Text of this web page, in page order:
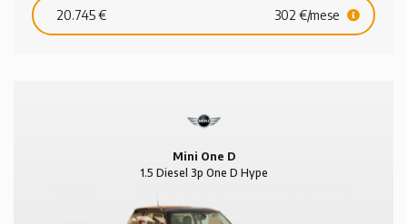
20.745 € 302 €/mese
Mini One D
1.5 Diesel 3p One D Hype